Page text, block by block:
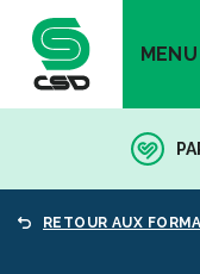
MENU
RETOUR AUX